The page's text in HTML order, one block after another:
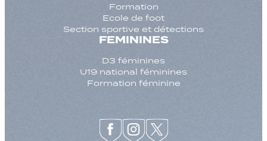
Formation
Ecole de foot
Section sportive et détections
FEMININES
D3 féminines
U19 national féminines
Formation féminine